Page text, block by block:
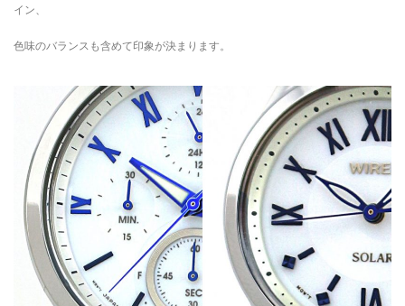
イン、
色味のバランスも含めて印象が決まります。